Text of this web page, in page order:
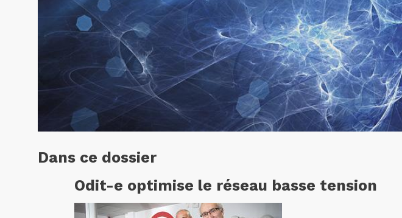
Dans ce dossier
Odit-e optimise le réseau basse tension